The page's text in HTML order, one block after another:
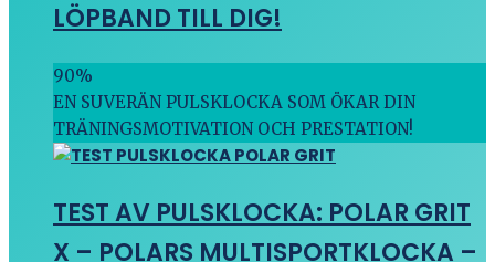
LÖPBAND TILL DIG!
90%
EN SUVERÄN PULSKLOCKA SOM ÖKAR DIN
TRÄNINGSMOTIVATION OCH PRESTATION!
TEST AV PULSKLOCKA: POLAR GRIT
X – POLARS MULTISPORTKLOCKA –